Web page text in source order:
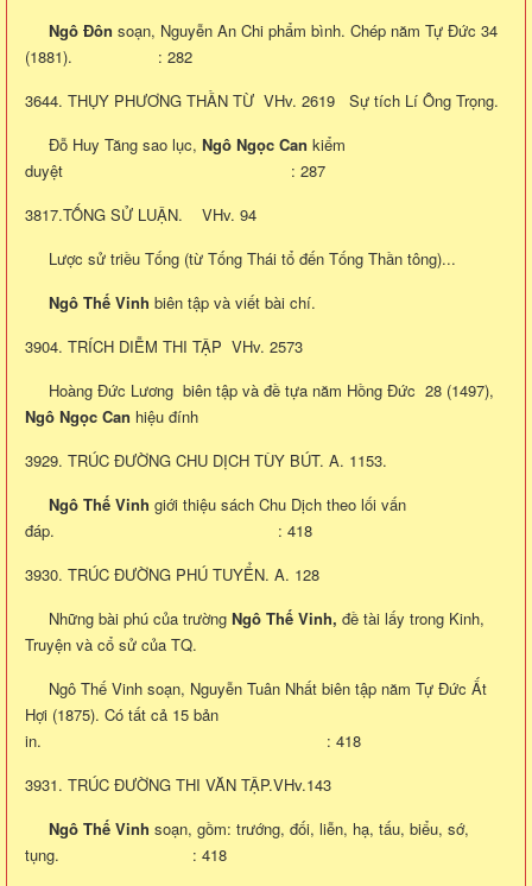
Ngô Đôn soạn, Nguyễn An Chi phẩm bình. Chép năm Tự Đức 34
(1881). : 282
3644. THỤY PHƯƠNG THẦN TỪ VHv. 2619 Sự tích Lí Ông Trọng.
Đỗ Huy Tăng sao lục, Ngô Ngọc Can kiểm
duyệt : 287
3817.TỐNG SỬ LUẬN. VHv. 94
Lược sử triều Tống (từ Tống Thái tổ đến Tống Thần tông)...
Ngô Thế Vinh biên tập và viết bài chí.
3904. TRÍCH DIỄM THI TẬP VHv. 2573
Hoàng Đức Lương biên tập và đề tựa năm Hồng Đức 28 (1497),
Ngô Ngọc Can hiệu đính
3929. TRÚC ĐƯỜNG CHU DỊCH TÙY BÚT. A. 1153.
Ngô Thế Vinh giới thiệu sách Chu Dịch theo lối vấn
đáp. : 418
3930. TRÚC ĐƯỜNG PHÚ TUYỂN. A. 128
Những bài phú của trường Ngô Thế Vinh, đề tài lấy trong Kinh,
Truyện và cổ sử của TQ.
Ngô Thế Vinh soạn, Nguyễn Tuân Nhất biên tập năm Tự Đức Ất
Hợi (1875). Có tất cả 15 bản
in. : 418
3931. TRÚC ĐƯỜNG THI VĂN TẬP.VHv.143
Ngô Thế Vinh soạn, gồm: trướng, đối, liễn, hạ, tấu, biểu, sớ,
tụng. : 418